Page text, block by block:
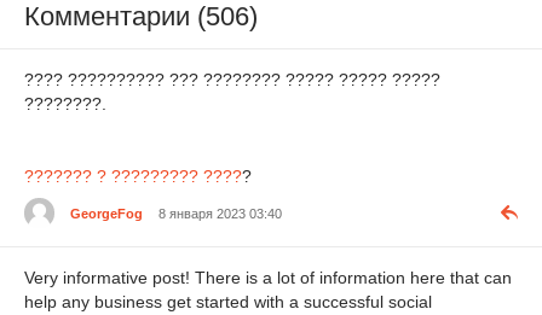
Комментарии (506)
???? ?????????? ??? ???????? ????? ????? ?????
????????.
??????? ? ????????? ?????
GeorgeFog 8 января 2023 03:40
Very informative post! There is a lot of information here that can
help any business get started with a successful social